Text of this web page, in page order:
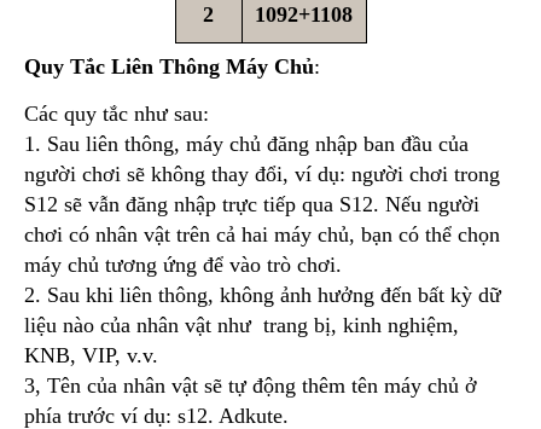
2 1092+1108
Quy Tắc Liên Thông Máy Chủ:
Các quy tắc như sau:
1. Sau liên thông, máy chủ đăng nhập ban đầu của
người chơi sẽ không thay đổi, ví dụ: người chơi trong
S12 sẽ vẫn đăng nhập trực tiếp qua S12. Nếu người
chơi có nhân vật trên cả hai máy chủ, bạn có thể chọn
máy chủ tương ứng để vào trò chơi.
2. Sau khi liên thông, không ảnh hưởng đến bất kỳ dữ
liệu nào của nhân vật như trang bị, kinh nghiệm,
KNB, VIP, v.v.
3, Tên của nhân vật sẽ tự động thêm tên máy chủ ở
phía trước ví dụ: s12. Adkute.